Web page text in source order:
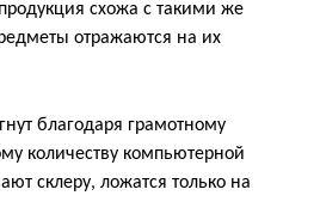
схожа с такими же
отражаются на их
благодаря грамотному
количеству компьютерной
склеру, ложатся только на